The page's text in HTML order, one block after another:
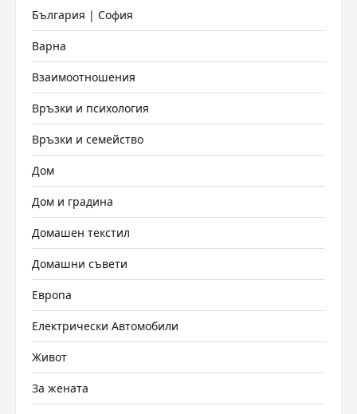
България | София
Варна
Взаимоотношения
Връзки и психология
Връзки и семейство
Дом
Дом и градина
Домашен текстил
Домашни съвети
Европа
Електрически Автомобили
Живот
За жената